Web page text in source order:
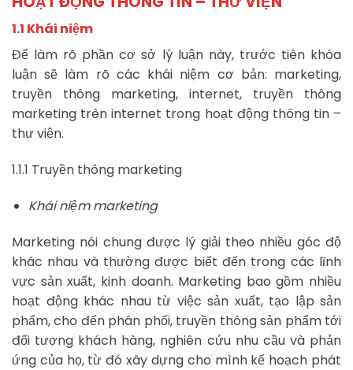
1.1 Khái niệm
Để làm rõ phần cơ sở lý luận này, trước tiên khóa
luận sẽ làm rõ các khái niệm cơ bản: marketing,
truyền thông marketing, internet, truyền thông
marketing trên internet trong hoạt động thông tin –
thư viện.
1.1.1 Truyền thông marketing
Khái niệm marketing
Marketing nói chung được lý giải theo nhiều góc độ
khác nhau và thường được biết đến trong các lĩnh
vực sản xuất, kinh doanh. Marketing bao gồm nhiều
hoạt động khác nhau từ việc sản xuất, tạo lập sản
phẩm, cho đến phân phối, truyền thông sản phẩm tới
đối tượng khách hàng, nghiên cứu nhu cầu và phản
ứng của họ, từ đó xây dựng cho mình kế hoạch phát